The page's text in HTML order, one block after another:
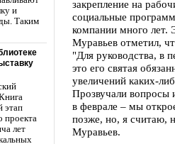
и
Таким
этап
проекта
лет
закрепление на
социальные
компании много лет.
Муравьев отметил,
"Для руководства, в
это его святая
увеличений каких-
Прозвучали вопросы
в феврале – мы
позже, но, я считаю,
Муравьев.